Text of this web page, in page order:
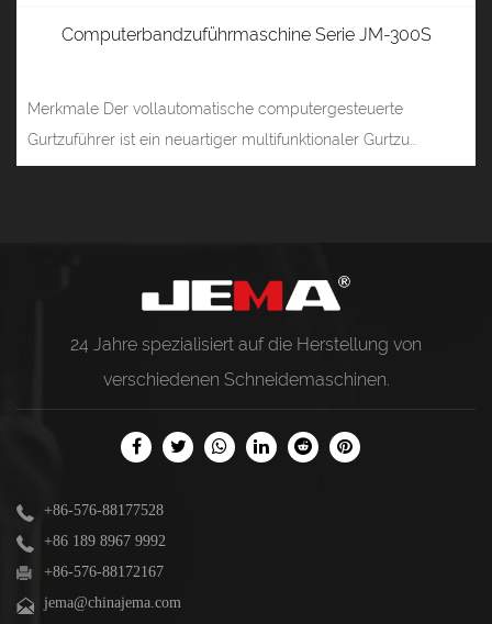
Computerbandzuführmaschine Serie JM-300S
Merkmale Der vollautomatische computergesteuerte
Gurtzuführer ist ein neuartiger multifunktionaler Gurtzu...
24 Jahre spezialisiert auf die Herstellung von
verschiedenen Schneidemaschinen.
+86-576-88177528
+86 189 8967 9992
+86-576-88172167
jema@chinajema.com